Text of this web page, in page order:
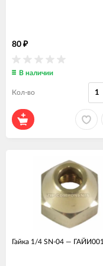
80 ₽
В наличии
Кол-во
Гайка 1/4 SN-04 — ГАЙИ001